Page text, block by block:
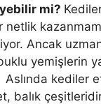
mi?
Ancak
yemişlerin
Aslında
balık